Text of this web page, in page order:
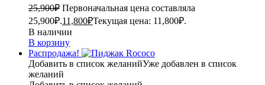
25,900₽ Первоначальная цена составляла
25,900₽.11,800₽Текущая цена: 11,800₽.
В наличии
В корзину
Распродажа!
Добавить в список желанийУже добавлен в список
желаний